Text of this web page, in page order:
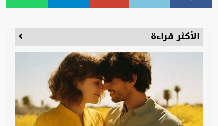
الأكثر قراءة